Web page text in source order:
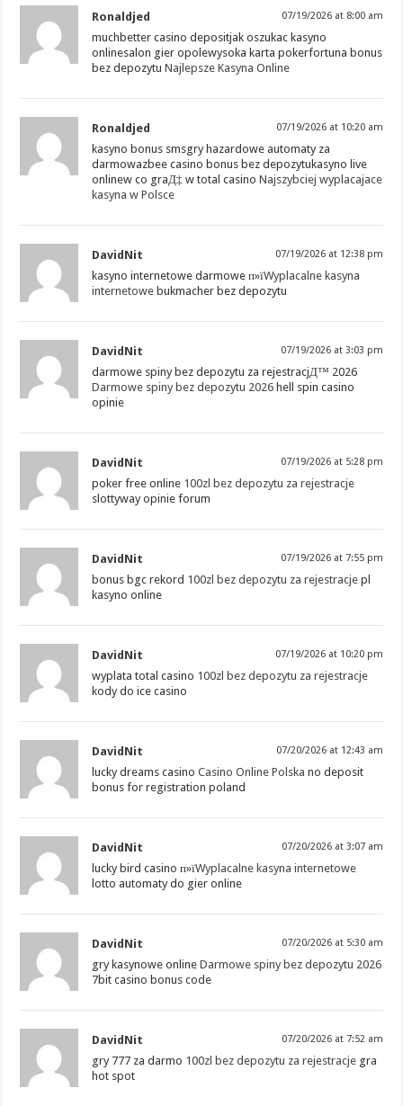
Ronaldjed 07/19/2026 at 8:00 am
muchbetter casino depositjak oszukac kasyno
onlinesalon gier opolewysoka karta pokerfortuna bonus
bez depozytuNajlepsze Kasyna Online
Ronaldjed 07/19/2026 at 10:20 am
kasyno bonus smsgry hazardowe automaty za
darmowazbee casino bonus bez depozytukasyno live
onlinew co graД‡ w total casinoNajszybciej wyplacajace
kasyna w Polsce
DavidNit 07/19/2026 at 12:38 pm
kasyno internetowe darmowe п»їWyplacalne kasyna
internetowe bukmacher bez depozytu
DavidNit 07/19/2026 at 3:03 pm
darmowe spiny bez depozytu za rejestracjД™ 2026
Darmowe spiny bez depozytu 2026 hell spin casino
opinie
DavidNit 07/19/2026 at 5:28 pm
poker free online 100zl bez depozytu za rejestracje
slottyway opinie forum
DavidNit 07/19/2026 at 7:55 pm
bonus bgc rekord 100zl bez depozytu za rejestracje pl
kasyno online
DavidNit 07/19/2026 at 10:20 pm
wyplata total casino 100zl bez depozytu za rejestracje
kody do ice casino
DavidNit 07/20/2026 at 12:43 am
lucky dreams casinoCasino Online Polska no deposit
bonus for registration poland
DavidNit 07/20/2026 at 3:07 am
lucky bird casino п»їWyplacalne kasyna internetowe
lotto automaty do gier online
DavidNit 07/20/2026 at 5:30 am
gry kasynowe onlineDarmowe spiny bez depozytu 2026
7bit casino bonus code
DavidNit 07/20/2026 at 7:52 am
gry 777 za darmo 100zl bez depozytu za rejestracje gra
hot spot